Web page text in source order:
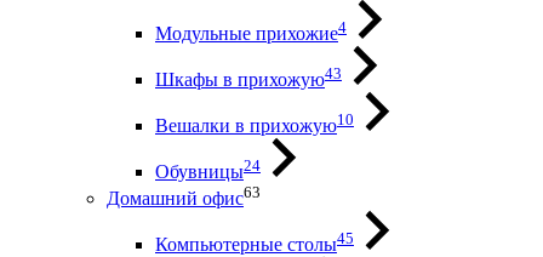
Модульные прихожие4
Шкафы в прихожую43
Вешалки в прихожую10
Обувницы24
Домашний офис63
Компьютерные столы45